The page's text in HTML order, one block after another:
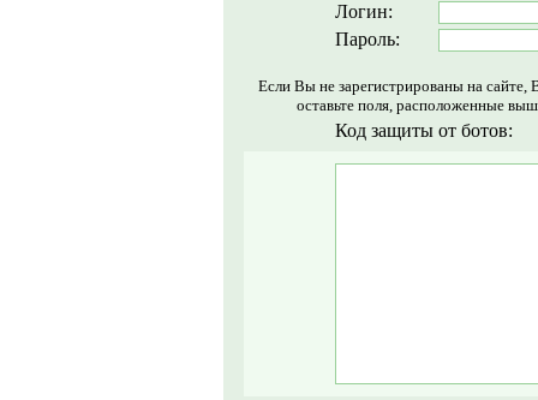
Логин:
Пароль:
Если Вы не зарегистрированы на
оставьте поля, расположенные
Код защиты от ботов: